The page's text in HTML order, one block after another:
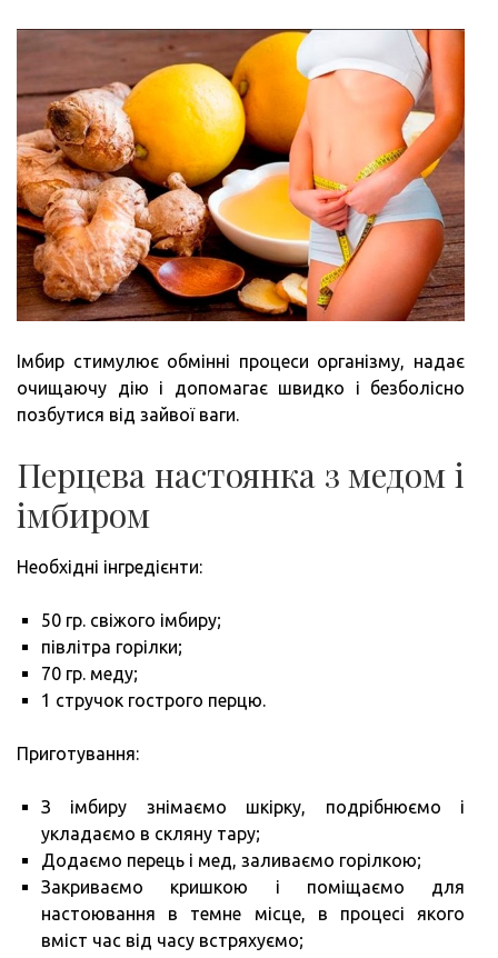
Імбир стимулює обмінні процеси організму, надає
очищаючу дію і допомагає швидко і безболісно
позбутися від зайвої ваги.
Перцева настоянка з медом і
імбиром
Необхідні інгредієнти:
50 гр. свіжого імбиру;
півлітра горілки;
70 гр. меду;
1 стручок гострого перцю.
Приготування:
З імбиру знімаємо шкірку, подрібнюємо і
укладаємо в скляну тару;
Додаємо перець і мед, заливаємо горілкою;
Закриваємо кришкою і поміщаємо для
настоювання в темне місце, в процесі якого
вміст час від часу встряхуємо;